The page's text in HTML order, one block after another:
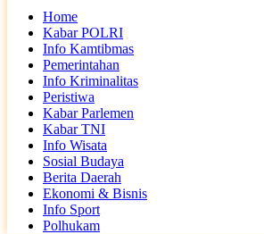
Home
Kabar POLRI
Info Kamtibmas
Pemerintahan
Info Kriminalitas
Peristiwa
Kabar Parlemen
Kabar TNI
Info Wisata
Sosial Budaya
Berita Daerah
Ekonomi & Bisnis
Info Sport
Polhukam